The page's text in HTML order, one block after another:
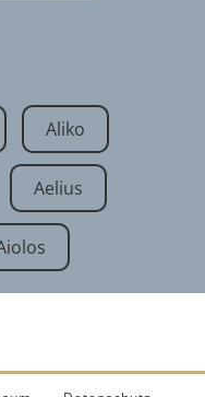
Aliko
Aelius